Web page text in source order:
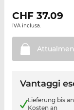
CHF 37.09
IVA inclusa.
Vantaggi
Lieferung bis
Kosten an